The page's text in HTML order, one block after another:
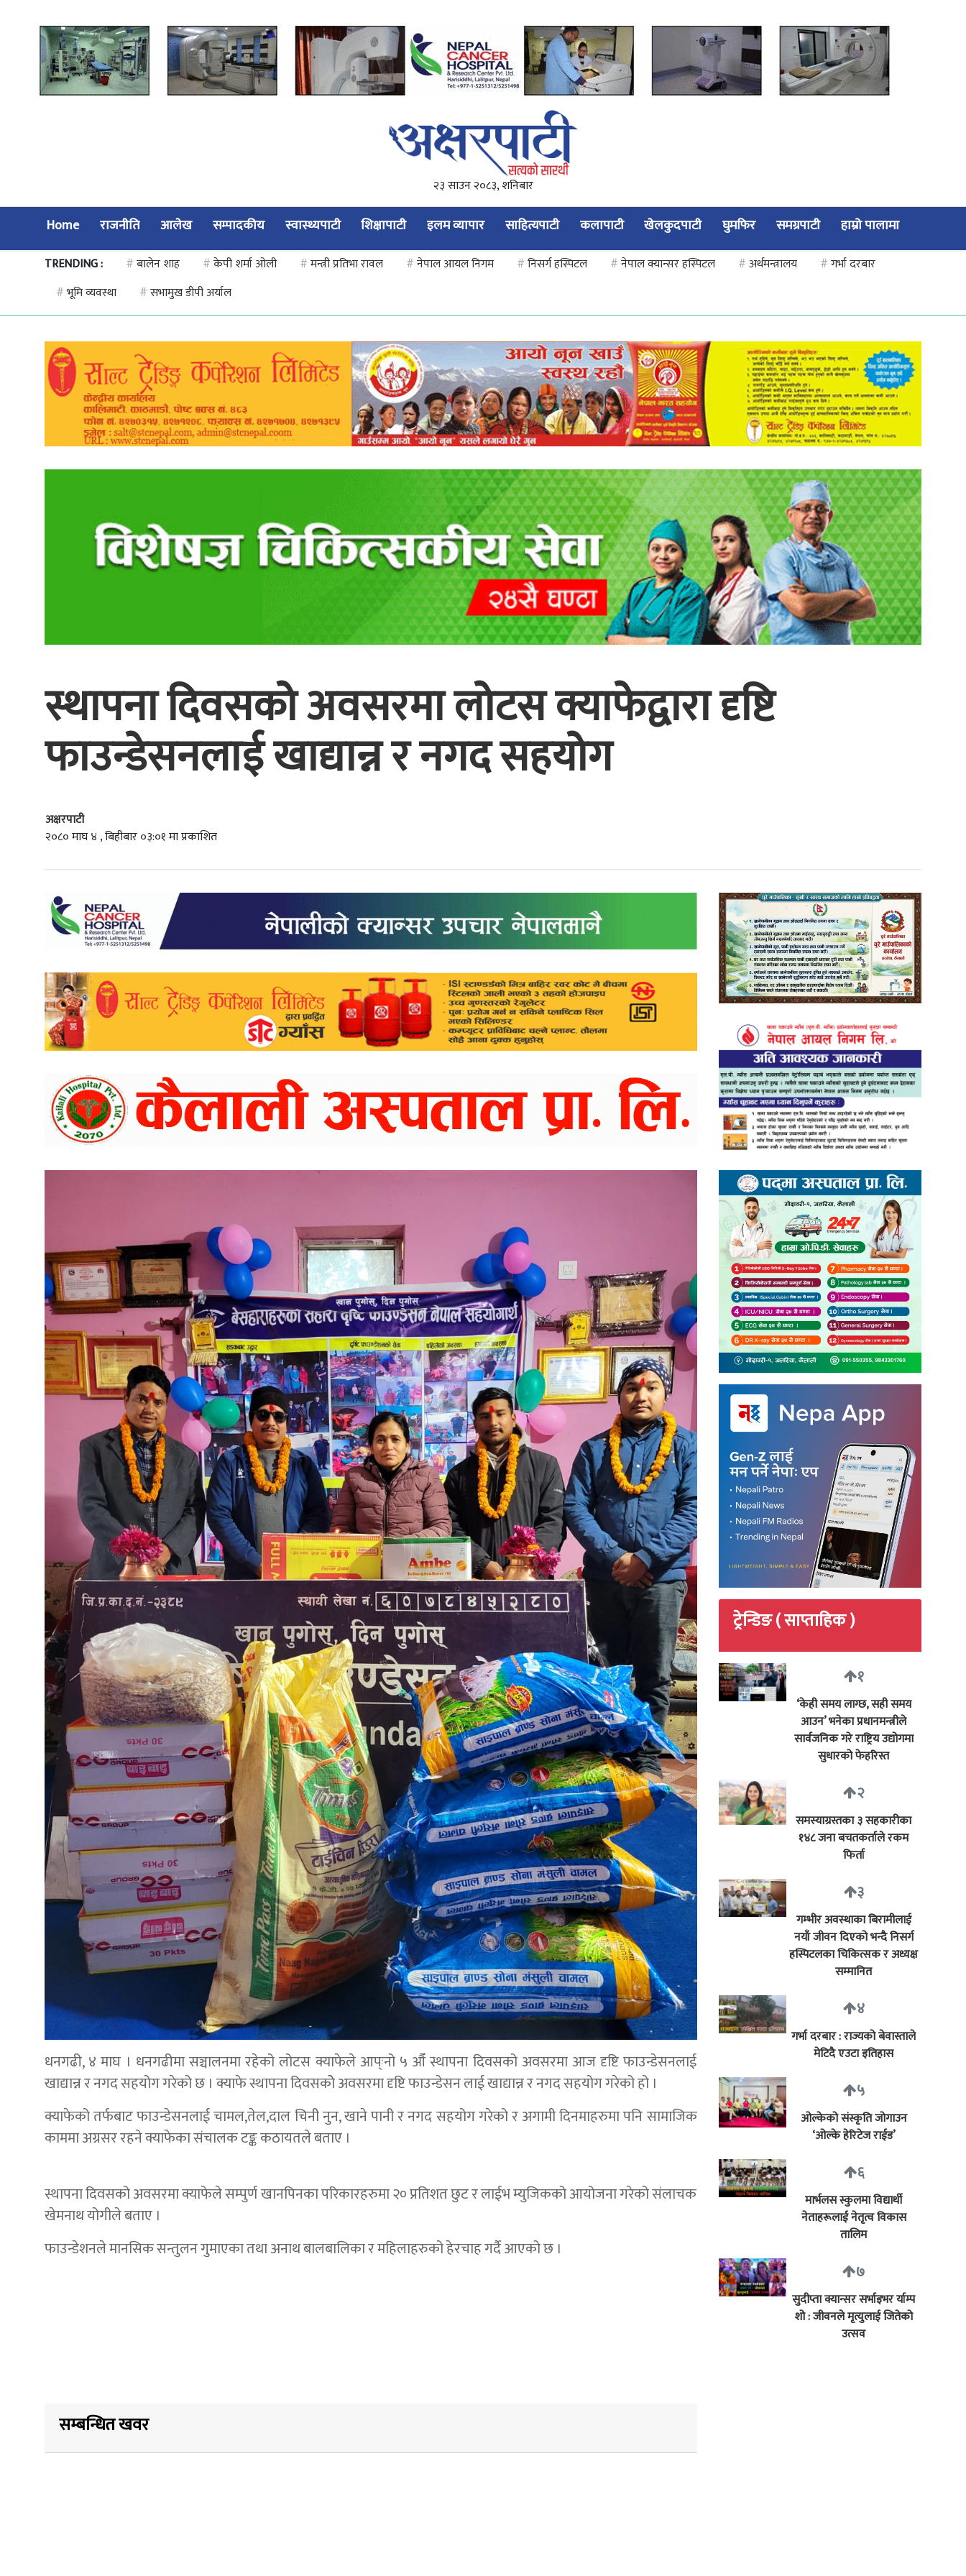
२३ साउन २०८३, शनिबार
Home राजनीति आलेख सम्पादकीय स्वास्थ्यपाटी शिक्षापाटी इलम व्यापार साहित्यपाटी कलापाटी खेलकुदपाटी घुमफिर समग्रपाटी हाम्रो पालामा
TRENDING : #बालेन शाह #केपी शर्मा ओली #मन्त्री प्रतिभा रावल #नेपाल आयल निगम #निसर्ग हस्पिटल #नेपाल क्यान्सर हस्पिटल #अर्थमन्त्रालय #गर्भा दरबार
#भूमि व्यवस्था #सभामुख डीपी अर्याल
स्थापना दिवसको अवसरमा लोटस क्याफेद्वारा दृष्टि
फाउन्डेसनलाई खाद्यान्न र नगद सहयोग
अक्षरपाटी
२०८० माघ ४ , बिहीबार ०३:०१ मा प्रकाशित
धनगढी, ४ माघ । धनगढीमा सञ्चालनमा रहेको लोटस क्याफेले आप्ःनो ५ औँ स्थापना दिवसको अवसरमा आज दृष्टि फाउन्डेसनलाई
खाद्यान्न र नगद सहयोग गरेको छ । क्याफे स्थापना दिवसकोे अवसरमा दृष्टि फाउन्डेसन लाई खाद्यान्न र नगद सहयोग गरेको हो ।
क्याफेको तर्फबाट फाउन्डेसनलाई चामल,तेल,दाल चिनी नुन, खाने पानी र नगद सहयोग गरेको र अगामी दिनमाहरुमा पनि सामाजिक
काममा अग्रसर रहने क्याफेका संचालक टङ्क कठायतले बताए ।
स्थापना दिवसको अवसरमा क्याफेले सम्पुर्ण खानपिनका परिकारहरुमा २० प्रतिशत छुट र लाईभ म्युजिकको आयोजना गरेको संलाचक
खेमनाथ योगीले बताए ।
फाउन्डेशनले मानसिक सन्तुलन गुमाएका तथा अनाथ बालबालिका र महिलाहरुको हेरचाह गर्दै आएको छ ।
सम्बन्धित खवर
ट्रेन्डिङ ( साप्ताहिक )
१
‘केही समय लाग्छ, सही समय
आउन’ भनेका प्रधानमन्त्रीले
सार्वजनिक गरे राष्ट्रिय उद्योगमा
सुधारको फेहरिस्त
२
समस्याग्रस्तका ३ सहकारीका
१४८ जना बचतकर्ताले रकम
फिर्ता
३
गम्भीर अवस्थाका बिरामीलाई
नयाँ जीवन दिएको भन्दै निसर्ग
हस्पिटलका चिकित्सक र अध्यक्ष
सम्मानित
४
गर्भा दरबार : राज्यको बेवास्ताले
मेटिदै एउटा इतिहास
५
ओल्केको संस्कृति जोगाउन
‘ओल्के हेरिटेज राईड’
६
मार्भलस स्कुलमा विद्यार्थी
नेताहरूलाई नेतृत्व विकास
तालिम
७
सुदीप्ता क्यान्सर सर्भाइभर र्याम्प
शो : जीवनले मृत्युलाई जितेको
उत्सव